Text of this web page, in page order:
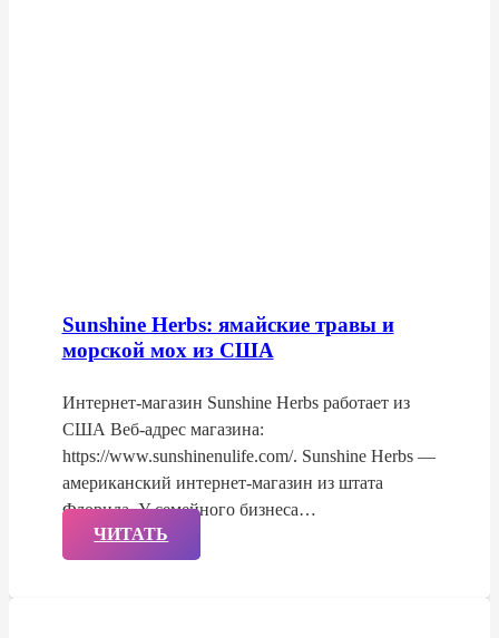
Sunshine Herbs: ямайские травы и
морской мох из США
Интернет-магазин Sunshine Herbs работает из
США Веб-адрес магазина:
https://www.sunshinenulife.com/. Sunshine Herbs —
американский интернет-магазин из штата
Флорида. У семейного бизнеса…
ЧИТАТЬ